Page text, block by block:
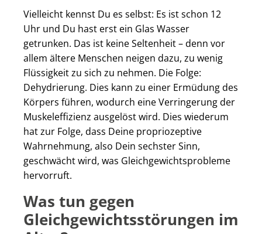
Vielleicht kennst Du es selbst: Es ist schon 12
Uhr und Du hast erst ein Glas Wasser
getrunken. Das ist keine Seltenheit – denn vor
allem ältere Menschen neigen dazu, zu wenig
Flüssigkeit zu sich zu nehmen. Die Folge:
Dehydrierung. Dies kann zu einer Ermüdung des
Körpers führen, wodurch eine Verringerung der
Muskeleffizienz ausgelöst wird. Dies wiederum
hat zur Folge, dass Deine propriozeptive
Wahrnehmung, also Dein sechster Sinn,
geschwächt wird, was Gleichgewichtsprobleme
hervorruft.
Was tun gegen
Gleichgewichtsstörungen im